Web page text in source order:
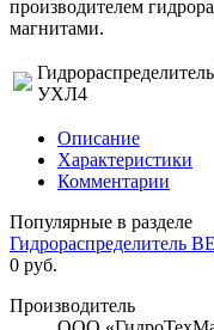
производителем
магнитами.
УХЛ4
Описание
Характеристики
Комментарии
Популярные в разделе
0 руб.
Производитель